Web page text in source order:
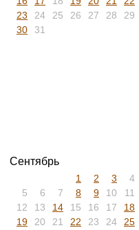
23
24 25 26 27 28
29
30
31
Сентябрь
1 2 3
4
5
6 7 8 9 10
11
12
13 14 15 16 17
18
19
20 21 22 23 24
25